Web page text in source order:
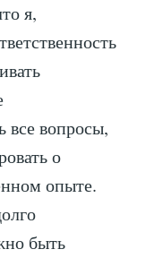
я,
все вопросы,
о
опыте.
быть